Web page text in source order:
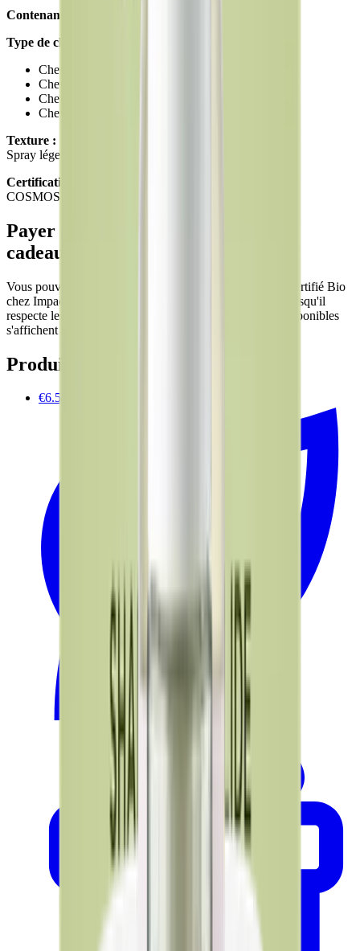
Contenance :
Type de cheveux :
Cheveux fins
Cheveux gras
Cheveux normaux
Cheveux secs
Texture :
Spray léger sans rinçage
Certification :
COSMOS ORGANIC certifié par Ecocert Greenlife
Payer avec Ecochèques et Chèques-
cadeaux
Vous pouvez payer Spray démêlant & coiffant 200ml - Certifié Bio
chez Impactedd avec Ecochèques et Chèques-cadeaux lorsqu'il
respecte les conditions de votre émetteur. Les chèques disponibles
s'affichent automatiquement au paiement.
Produits associés
€6.50